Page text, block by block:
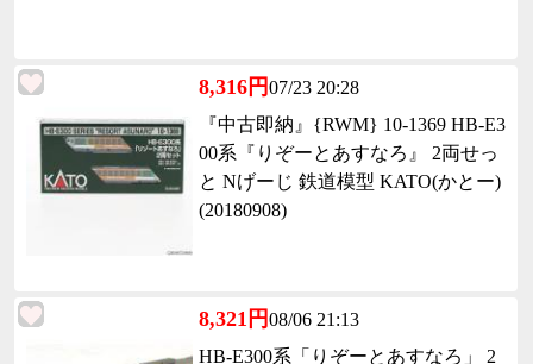
8,316円07/23 20:28
『中古即納』{RWM} 10-1369 HB-E3
00系『りぞーとあすなろ』 2両せっ
と Nげーじ 鉄道模型 KATO(かとー)
(20180908)
8,321円08/06 21:13
HB-E300系「りぞーとあすなろ」 2